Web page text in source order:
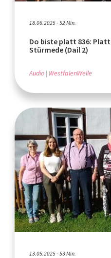
18.06.2025 - 52 Min.
Do biste platt 836:
Stürmede (Dail 2)
Audio WestfalenWelle
13.05.2025 - 53 Min.